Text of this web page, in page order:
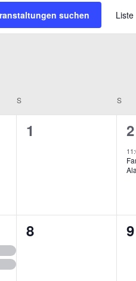
suchen Liste
S S
0
1
1
2
0
8
0
9